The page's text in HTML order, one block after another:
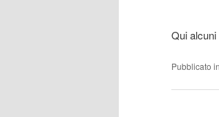
Qui alcuni
Pubblicato in